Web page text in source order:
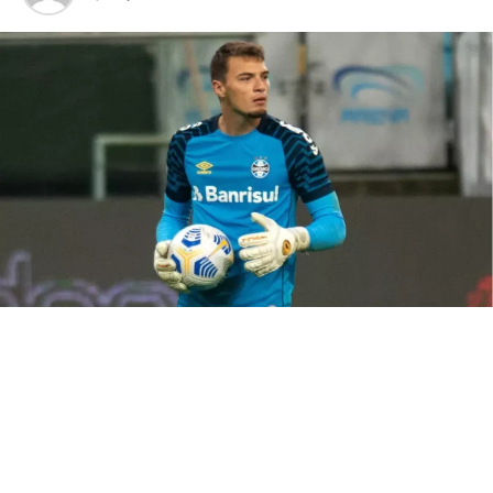
que iniciou o duelo contra os bolivianos.
Grêmio terá o retorno de Carlos
Três alterações aparecem praticamente definidas.
Weverton reassume a meta, enquanto Carlos Vinícius
retorna ao ataque após cumprir suspensão. Além disso,
a defesa terá um novo nome pelo lado esquerdo, já que
Kannemann ficará fora por suspensão. Wagner
Leonardo desponta como favorito, embora Luís Eduardo